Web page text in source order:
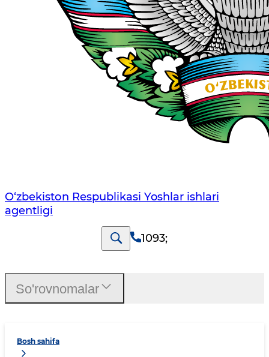
O‘zbеkistоn Rеspublikаsi Yoshlar ishlari
agentligi
1093;
Bosh sahifa
So'rovnomalar